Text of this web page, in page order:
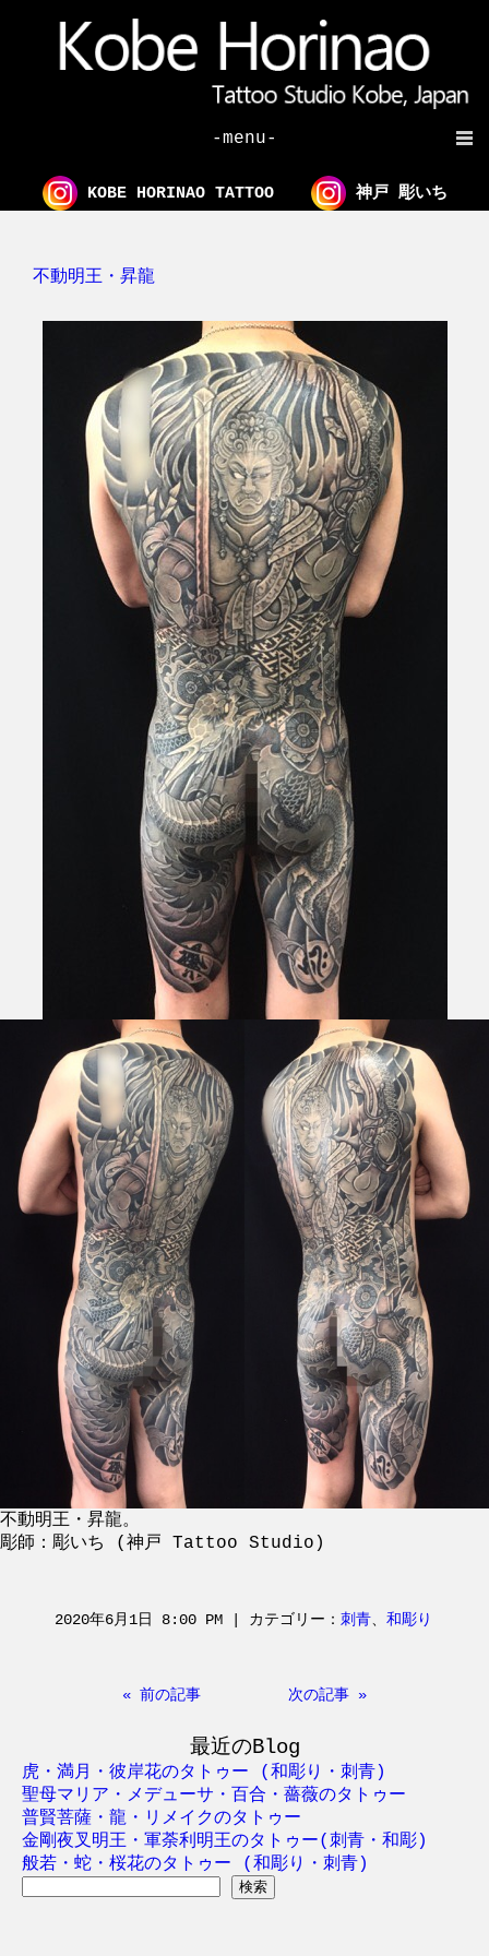
-menu-
KOBE HORINAO TATTOO 神戸 彫いち
不動明王・昇龍
不動明王・昇龍。
彫師：彫いち (神戸 Tattoo Studio)
2020年6月1日 8:00 PM | カテゴリー： 刺青、 和彫り
« 前の記事 次の記事 »
最近のBlog
虎・満月・彼岸花のタトゥー (和彫り・刺青)
聖母マリア・メデューサ・百合・薔薇のタトゥー
普賢菩薩・龍・リメイクのタトゥー
金剛夜叉明王・軍荼利明王のタトゥー(刺青・和彫)
般若・蛇・桜花のタトゥー (和彫り・刺青)